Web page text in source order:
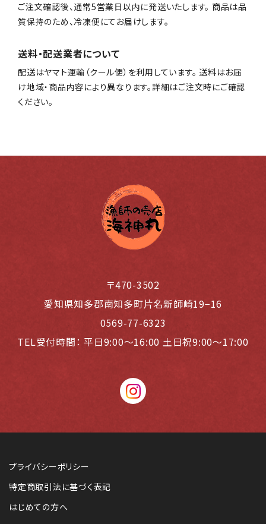
ご注文確認後、通常5営業日以内に発送いたします。 商品は品
質保持のため、冷凍便にてお届けします。
送料・配送業者について
配送はヤマト運輸（クール便）を利用しています。 送料はお届
け地域・商品内容により異なります。詳細はご注文時にご確認
ください。
〒470-3502
愛知県知多郡南知多町片名新師崎19−16
0569-77-6323
TEL受付時間： 平日9:00～16:00 土日祝9:00～17:00
instagram
プライバシーポリシー
特定商取引法に基づく表記
はじめての方へ